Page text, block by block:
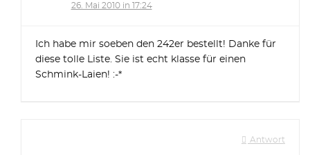
26. Mai 2010 in 17:24
Ich habe mir soeben den 242er bestellt! Danke für
diese tolle Liste. Sie ist echt klasse für einen
Schmink-Laien! :-*
Antwort